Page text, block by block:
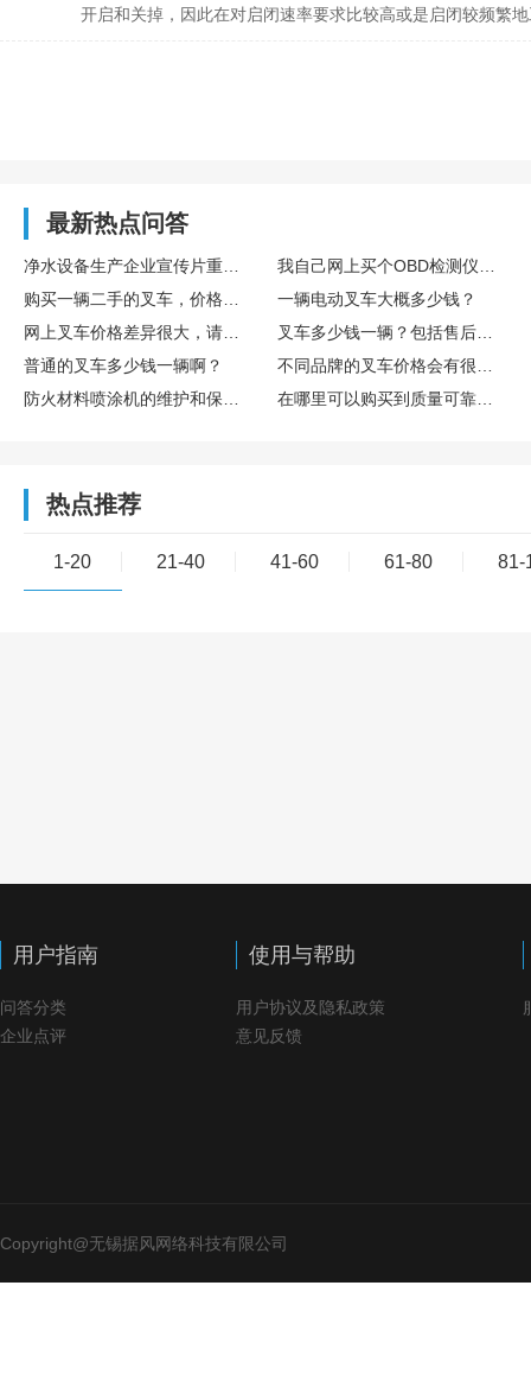
开启和关掉，因此在对启闭速率要求比较高或是启闭较频繁
最新热点问答
一辆电动叉车大概多少钱？
普通的叉车多少钱一辆啊？
热点推荐
1-20 21-40 41-60 61-80 81-
用户指南
问答分类
企业点评
使用与帮助
用户协议及隐私政策
意见反馈
Copyright@无锡据风网络科技有限公司